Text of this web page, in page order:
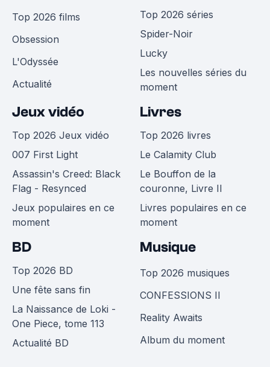
Top 2026 films
Obsession
L'Odyssée
Actualité
Top 2026 séries
Spider-Noir
Lucky
Les nouvelles séries du
moment
Jeux vidéo
Top 2026 Jeux vidéo
007 First Light
Assassin's Creed: Black
Flag - Resynced
Jeux populaires en ce
moment
Livres
Top 2026 livres
Le Calamity Club
Le Bouffon de la
couronne, Livre II
Livres populaires en ce
moment
BD
Top 2026 BD
Une fête sans fin
La Naissance de Loki -
One Piece, tome 113
Actualité BD
Musique
Top 2026 musiques
CONFESSIONS II
Reality Awaits
Album du moment